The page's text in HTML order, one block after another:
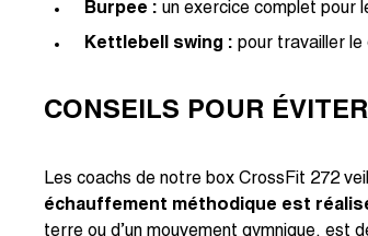
Burpee : un exercice complet pour
Kettlebell swing : pour travailler
CONSEILS POUR
Les coachs de notre box CrossFit 272
échauffement méthodique est
terre ou d’un mouvement gymnique,